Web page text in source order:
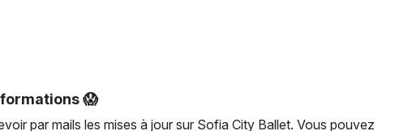
de tournée exceptionnel en Franceavec ses deux
😱
par mails les mises à jour sur Sofia City Ballet. Vous pouvez